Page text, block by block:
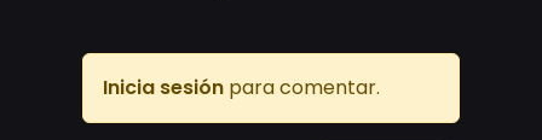
Inicia sesión para comentar.